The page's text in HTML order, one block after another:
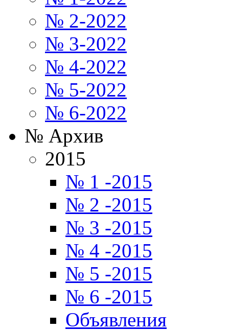
№ 2-2022
№ 3-2022
№ 4-2022
№ 5-2022
№ 6-2022
№ Архив
2015
№ 1 -2015
№ 2 -2015
№ 3 -2015
№ 4 -2015
№ 5 -2015
№ 6 -2015
Объявления